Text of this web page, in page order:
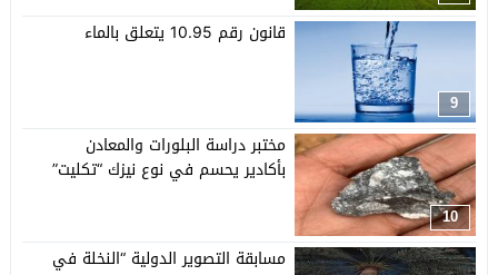
9
قانون رقم 10.95 يتعلق بالماء
10
مختبر دراسة البلورات والمعادن
بأكادير يحسم في نوع نيزك “تكليت”
مسابقة التصوير الدولية “النخلة في